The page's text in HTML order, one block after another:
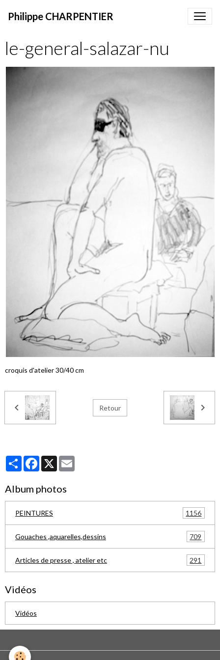
Philippe CHARPENTIER
le-general-salazar-nu
croquis d'atelier 30/40 cm
Retour
PartagerFacebook
X
Album photos
PEINTURES 1156
Gouaches ,aquarelles,dessins 709
Articles de presse , atelier etc 291
Vidéos
Vidéos